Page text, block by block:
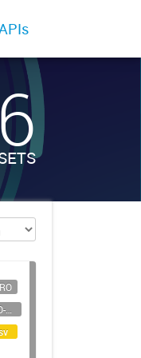
PERSONAL CIENTÍFICO-TECNOLÓGICO